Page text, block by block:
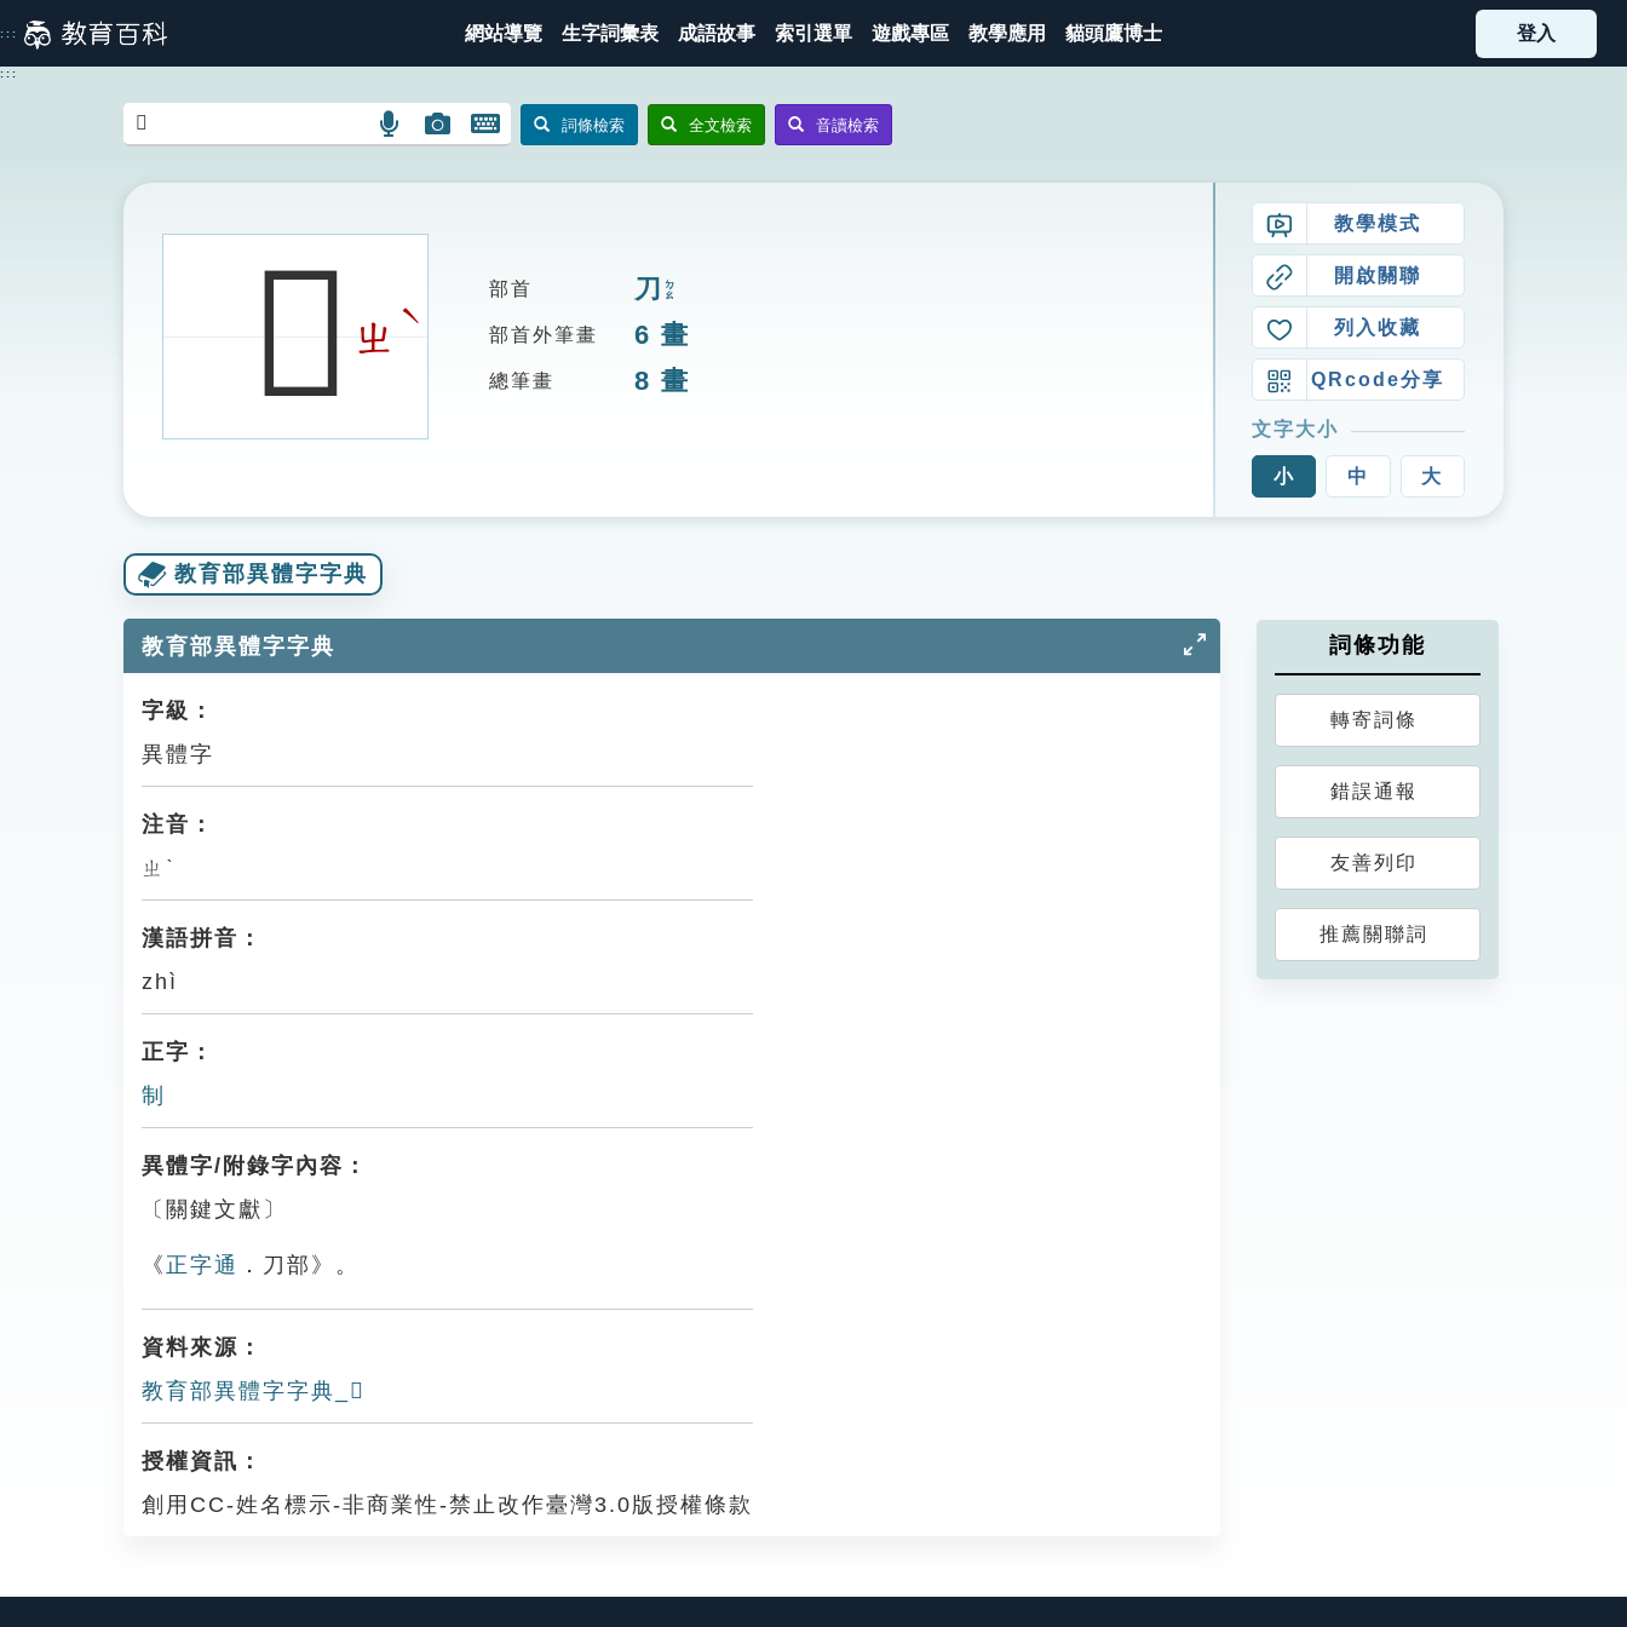
到
主
::: 網站導覽 生字詞彙表 成語故事 索引選單 遊戲專區 教學應用 貓頭鷹博士 登入
:::
語
搜
圖
圖
搜
開
鍵
詞條檢索 全文檢索 音讀檢索
𠛯ㄓ
ˋ
部首 刀 ㄉㄠ
部首外筆畫 6 畫
總筆畫 8 畫
教學模式
開啟關聯
列入收藏
QRcode分享
文字大小
小 中 大
教育部異體字字典
教育部異體字字典
字級：
異體字
注音：
ㄓˋ
漢語拼音：
zhì
正字：
制
異體字/附錄字內容：
〔關鍵文獻〕
《 正字通 ．刀部》。
資料來源：
教育部異體字字典_𠛯
授權資訊：
創用CC-姓名標示-非商業性-禁止改作臺灣3.0版授權條款
詞條功能
轉寄詞條
錯誤通報
友善列印
推薦關聯詞